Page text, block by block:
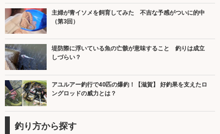
主婦が青イソメを飼育してみた 不吉な予感がついに的中
（第3回）
堤防際に浮いている魚の亡骸が意味すること 釣りは成立
しづらい？
アユルアー釣行で40匹の爆釣！【滋賀】 好釣果を支えたロ
ングロッドの威力とは？
釣り方から探す